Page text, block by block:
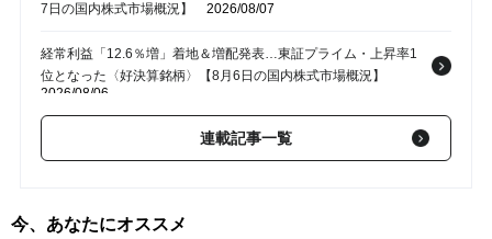
7日の国内株式市場概況】
2026/08/07
経常利益「12.6％増」着地＆増配発表…東証プライム・上昇率1
位となった〈好決算銘柄〉【8月6日の国内株式市場概況】
2026/08/06
〈イビデン〉ストップ高で東証プライム・上昇率1位…純利益予
想「580億円→840億円」へ上方修正＆株式分割の発表【8月5日
わずか1週間で「株価2倍」…トーメンデバイスが連日ストップ高
連載記事一覧
今、あなたにオススメ